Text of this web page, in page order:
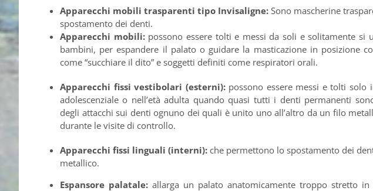
Apparecchi mobili trasparenti tipo Invisaligne: Sono mascherine
spostamento dei denti.
Apparecchi mobili:possono essere tolti e messi da soli e solitamente si
bambini, per espandere il palato o guidare la masticazione in posizione
come “succhiare il dito” e soggetti definiti come respiratori orali.
Apparecchi fissi vestibolari (esterni):possono essere messi e tolti solo
adolescenziale o nell’età adulta quando quasi tutti i denti permanenti
degli attacchi sui denti ognuno dei quali è unito uno all’altro da un filo
durante le visite di controllo.
Apparecchi fissi linguali (interni): che permettono lo spostamento dei
metallico.
Espansore palatale:allarga un palato anatomicamente troppo stretto